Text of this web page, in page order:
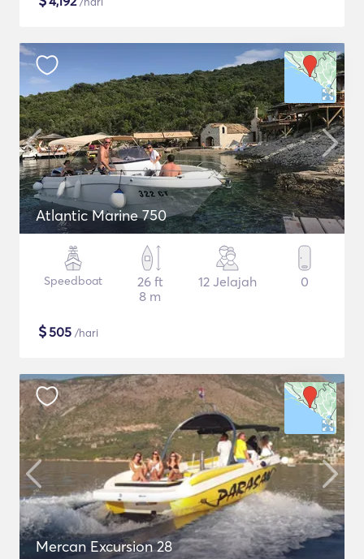
Atlantic Marine 750
Speedboat
26 ft
8 m
12 Jelajah 0
$505 /hari
Mercan Excursion 28